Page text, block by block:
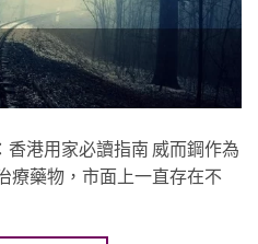
香港用家必讀指南 威而鋼作為
療藥物，市面上一直存在不